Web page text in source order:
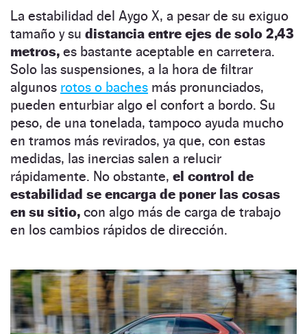
La estabilidad del Aygo X, a pesar de su exiguo
tamaño y su distancia entre ejes de solo 2,43
metros, es bastante aceptable en carretera.
Solo las suspensiones, a la hora de filtrar
algunos rotos o baches más pronunciados,
pueden enturbiar algo el confort a bordo. Su
peso, de una tonelada, tampoco ayuda mucho
en tramos más revirados, ya que, con estas
medidas, las inercias salen a relucir
rápidamente. No obstante, el control de
estabilidad se encarga de poner las cosas
en su sitio, con algo más de carga de trabajo
en los cambios rápidos de dirección.